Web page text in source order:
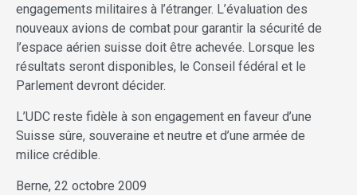
engagements militaires à l’étranger. L’évaluation des
nouveaux avions de combat pour garantir la sécurité de
l’espace aérien suisse doit être achevée. Lorsque les
résultats seront disponibles, le Conseil fédéral et le
Parlement devront décider.
L’UDC reste fidèle à son engagement en faveur d’une
Suisse sûre, souveraine et neutre et d’une armée de
milice crédible.
Berne, 22 octobre 2009